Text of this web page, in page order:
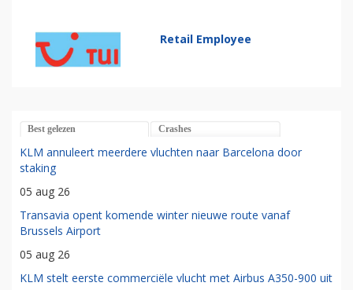
Retail Employee
Best gelezen Crashes
KLM annuleert meerdere vluchten naar Barcelona door
staking
05 aug 26
Transavia opent komende winter nieuwe route vanaf
Brussels Airport
05 aug 26
KLM stelt eerste commerciële vlucht met Airbus A350-900 uit